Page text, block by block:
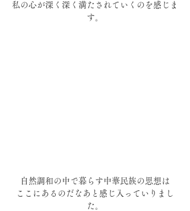
私の心が深く深く満たされていくのを感じま
す。
自然調和の中で暮らす中華民族の思想は
ここにあるのだなあと感じ入っていりまし
た。